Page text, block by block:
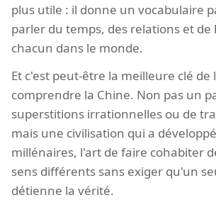
plus utile : il donne un vocabulaire
parler du temps, des relations et de
chacun dans le monde.
Et c'est peut-être la meilleure clé
comprendre la Chine. Non pas un
superstitions irrationnelles ou de
mais une civilisation qui a
millénaires, l'art de faire cohabiter
sens différents sans exiger qu'un
détienne la vérité.